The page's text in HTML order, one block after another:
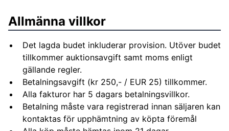
Allmänna villkor
Det lagda budet inkluderar provision. Utöver budet
tillkommer auktionsavgift samt moms enligt
gällande regler.
Betalningsavgift (kr 250,- / EUR 25) tillkommer.
Alla fakturor har 5 dagars betalningsvillkor.
Betalning måste vara registrerad innan säljaren kan
kontaktas för upphämtning av köpta föremål